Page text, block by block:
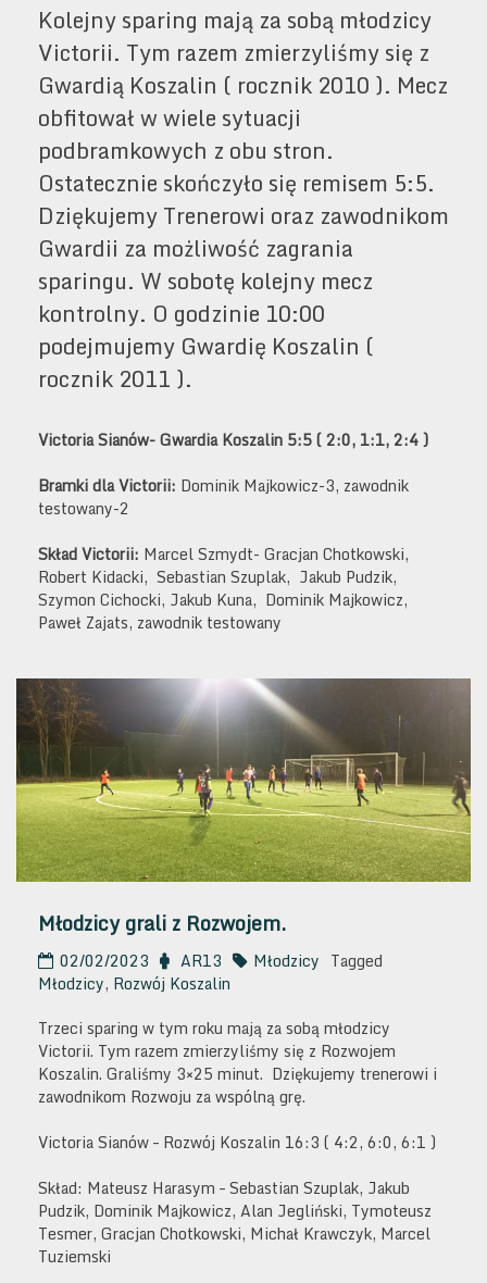
Kolejny sparing mają za sobą młodzicy
Victorii. Tym razem zmierzyliśmy się z
Gwardią Koszalin ( rocznik 2010 ). Mecz
obfitował w wiele sytuacji
podbramkowych z obu stron.
Ostatecznie skończyło się remisem 5:5.
Dziękujemy Trenerowi oraz zawodnikom
Gwardii za możliwość zagrania
sparingu. W sobotę kolejny mecz
kontrolny. O godzinie 10:00
podejmujemy Gwardię Koszalin (
rocznik 2011 ).
Victoria Sianów- Gwardia Koszalin 5:5 ( 2:0, 1:1, 2:4 )
Bramki dla Victorii: Dominik Majkowicz-3, zawodnik
testowany-2
Skład Victorii: Marcel Szmydt- Gracjan Chotkowski,
Robert Kidacki, Sebastian Szuplak, Jakub Pudzik,
Szymon Cichocki, Jakub Kuna, Dominik Majkowicz,
Paweł Zajats, zawodnik testowany
Młodzicy grali z Rozwojem.
02/02/2023 AR13 Młodzicy Tagged
Młodzicy, Rozwój Koszalin
Trzeci sparing w tym roku mają za sobą młodzicy
Victorii. Tym razem zmierzyliśmy się z Rozwojem
Koszalin. Graliśmy 3×25 minut. Dziękujemy trenerowi i
zawodnikom Rozwoju za wspólną grę.
Victoria Sianów – Rozwój Koszalin 16:3 ( 4:2, 6:0, 6:1 )
Skład: Mateusz Harasym – Sebastian Szuplak, Jakub
Pudzik, Dominik Majkowicz, Alan Jegliński, Tymoteusz
Tesmer, Gracjan Chotkowski, Michał Krawczyk, Marcel
Tuziemski